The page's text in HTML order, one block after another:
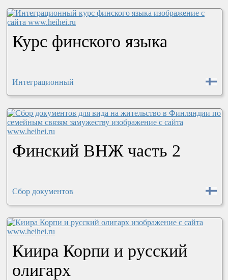
Курс финского языка
Интеграционный
Финский ВНЖ часть 2
Сбор документов
Киира Корпи и русский
олигарх